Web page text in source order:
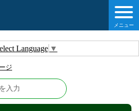
Language ▼
メニュー
ジ